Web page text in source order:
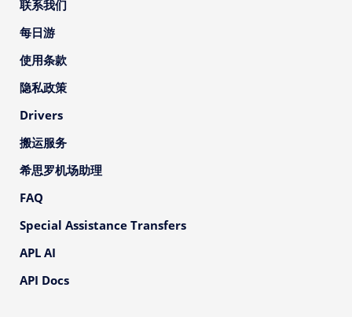
联系我们
每日游
使用条款
隐私政策
Drivers
搬运服务
希思罗机场助理
FAQ
Special Assistance Transfers
APL AI
API Docs